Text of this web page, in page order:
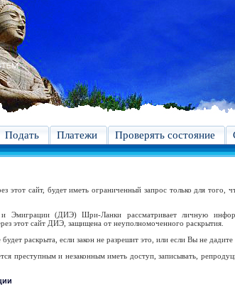
Подать Платежи Проверять состояние
этот сайт, будет иметь ограниченный запрос только для того,
Эмиграции (ДИЭ) Шри-Ланки рассматривает личную
этот сайт ДИЭ, защищена от неуполномоченного раскрытия.
раскрыта, если закон не разрешит это, или если Вы не дадите
преступным и незаконным иметь доступ, записывать,